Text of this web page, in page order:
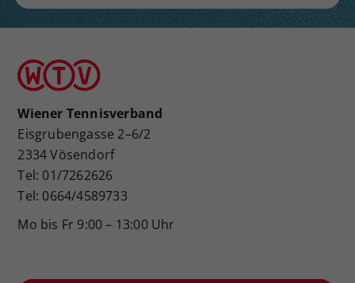
Wiener Tennisverband
Eisgrubengasse 2–6/2
2334 Vösendorf
Tel: 01/7262626
Tel: 0664/4589733
Mo bis Fr 9:00 – 13:00 Uhr